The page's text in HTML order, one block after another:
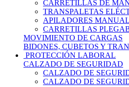
CARRETILLAS DE
TRANSPALETAS
APILADORES
CARRETILLAS
MOVIMIENTO DE CARGAS
BIDONES, CUBETOS Y
PROTECCIÓN LABORAL
CALZADO DE SEGURIDAD
CALZADO DE
CALZADO DE